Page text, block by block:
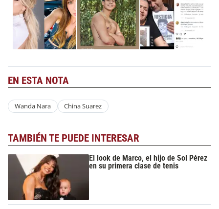
EN ESTA NOTA
Wanda Nara China Suarez
TAMBIÉN TE PUEDE INTERESAR
El look de Marco, el hijo de Sol Pérez
en su primera clase de tenis